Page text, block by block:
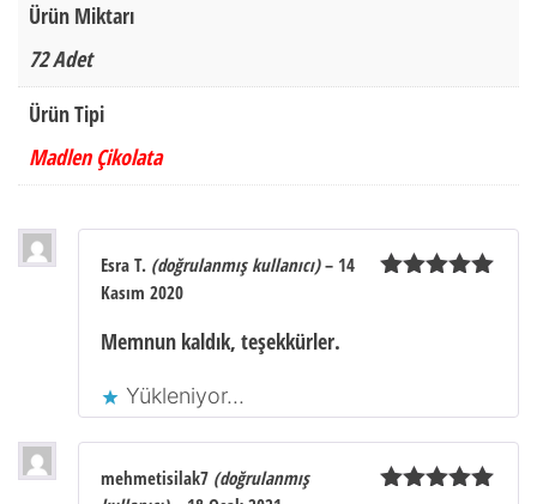
Ürün Miktarı
72 Adet
Ürün Tipi
Madlen Çikolata
Esra T. (doğrulanmış kullanıcı) – 14
Kasım 2020
Memnun kaldık, teşekkürler.
Yükleniyor...
mehmetisilak7 (doğrulanmış